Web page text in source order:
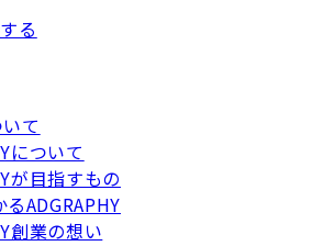
る
て
について
が目指すもの
ADGRAPHY
創業の想い